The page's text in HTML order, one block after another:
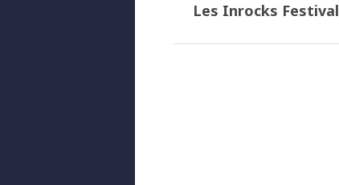
Les Inrocks Festival